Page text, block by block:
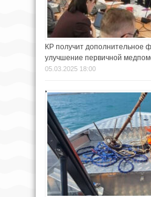
КР получит дополнительное
улучшение первичной
05.03.2025 18:00